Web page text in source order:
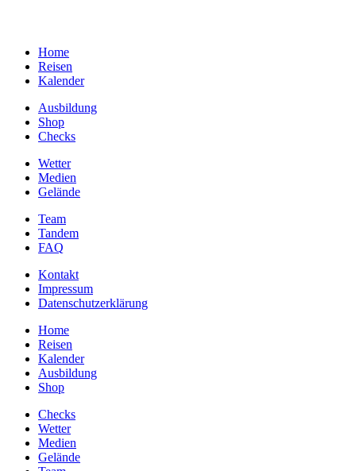
Home
Reisen
Kalender
Ausbildung
Shop
Checks
Wetter
Medien
Gelände
Team
Tandem
FAQ
Kontakt
Impressum
Datenschutzerklärung
Home
Reisen
Kalender
Ausbildung
Shop
Checks
Wetter
Medien
Gelände